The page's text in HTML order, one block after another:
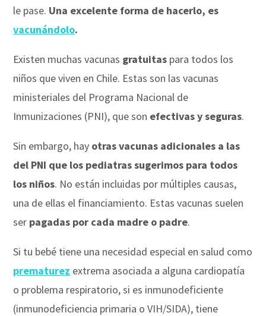
le pase. Una excelente forma de hacerlo, es
vacunándolo.
Existen muchas vacunas gratuitas para todos los
niños que viven en Chile. Estas son las vacunas
ministeriales del Programa Nacional de
Inmunizaciones (PNI), que son efectivas y seguras.
Sin embargo, hay otras vacunas adicionales a las
del PNI que los pediatras sugerimos para todos
los niños. No están incluidas por múltiples causas,
una de ellas el financiamiento. Estas vacunas suelen
ser pagadas por cada madre o padre.
Si tu bebé tiene una necesidad especial en salud como
prematurez extrema asociada a alguna cardiopatía
o problema respiratorio, si es inmunodeficiente
(inmunodeficiencia primaria o VIH/SIDA), tiene